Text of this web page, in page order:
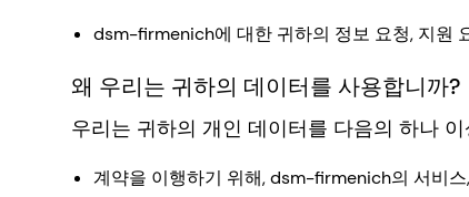
dsm-firmenich에 대한 귀하의 정보 요청, 지원
왜 우리는 귀하의 데이터를 사용합니까?
우리는 귀하의 개인 데이터를 다음의 하나
계약을 이행하기 위해, dsm-firmenich의 서비